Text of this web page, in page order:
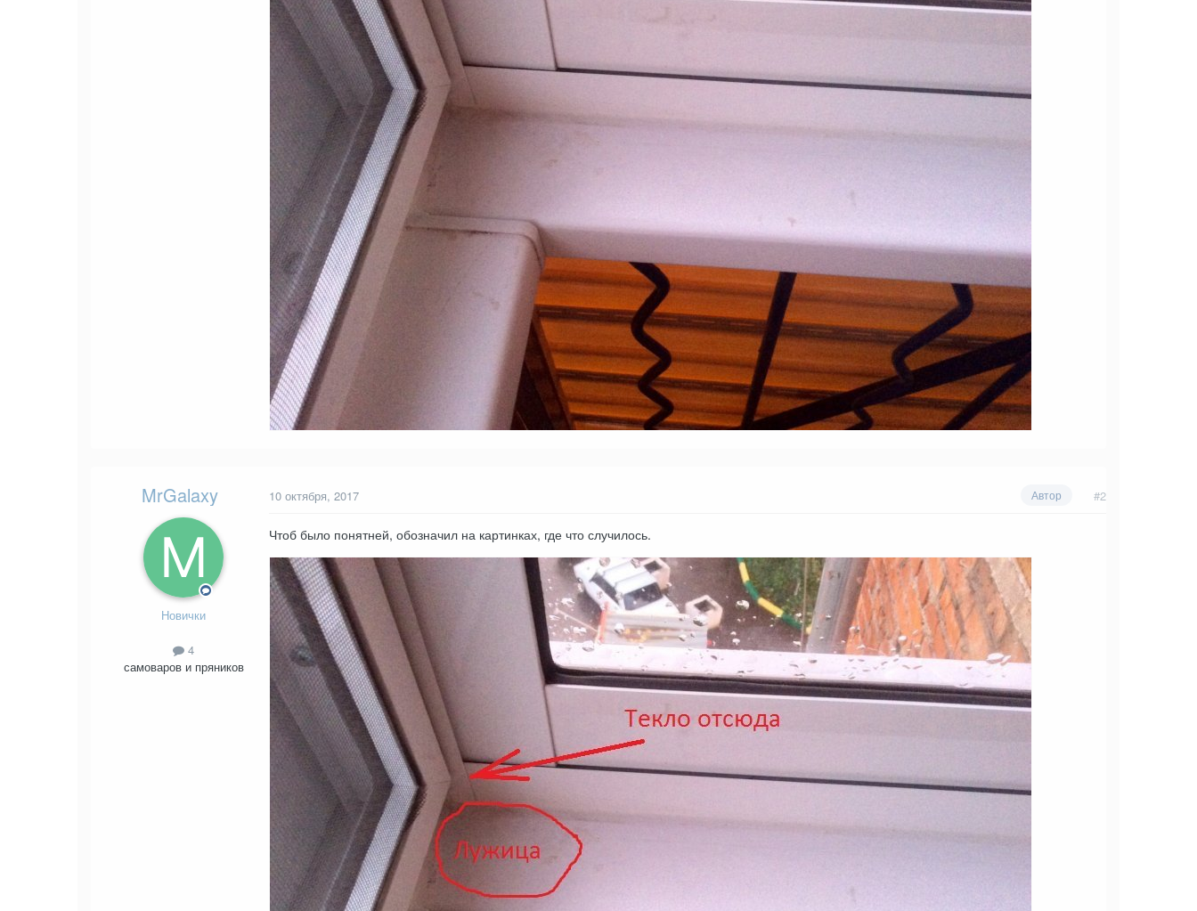
MrGalaxy
Новички
4
самоваров и пряников
Автор #2
10 октября, 2017
Чтоб было понятней, обозначил на картинках, где что случилось.